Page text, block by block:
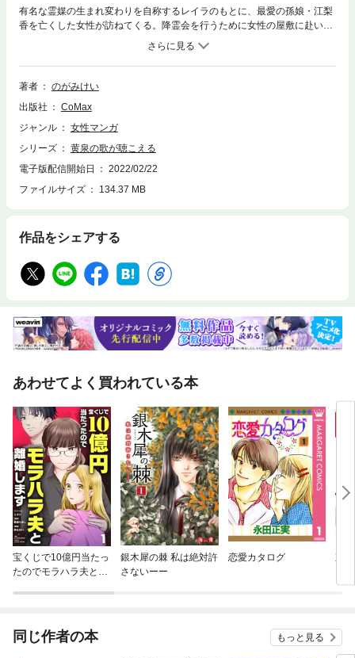
有名な霊媒の生まれ変わりを自称するレイラのもとに、最愛の孫娘・江梨
香を亡くした女性が訪ねてくる。降霊会を行うために女性の屋敷に赴いた
レイラは、そこで江梨香と自分が瓜二つであることを知る。それを利用し
て依頼主の豪邸に居座ろうと画策するレイラだったが、だんだん身体に異
変を感じはじめて…!? 表題作『黄泉の歌が聴こえる』を含むミステリー全
6編を収録。 ▼目次 黄泉の歌が聴こえる 彼岸の樹の下に 闇の迷宮 八百の
著者
のがみけい
出版社
CoMax
ジャンル
女性マンガ
シリーズ
黄泉の歌が聴こえる
電子版配信開始日
2022/02/22
ファイルサイズ
134.37 MB
作品をシェアする
あわせてよく買われている本
宝くじで10億円当たっ
たのでモラハラ夫と離
銀木犀の棘 私は絶対許
さないーー
恋愛カタログ 東
同じ作者の本 もっと見る